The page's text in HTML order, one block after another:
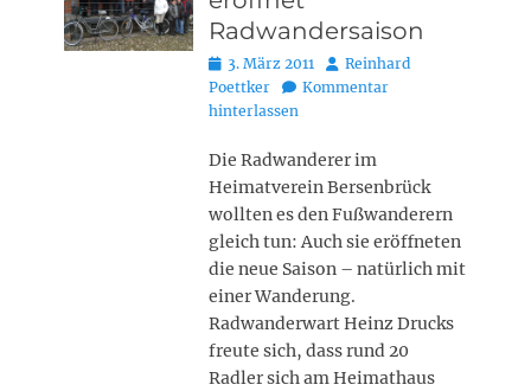
Radwandersaison
Posted
on
3. März 2011 AutorReinhard
Poettker
Kommentar
hinterlassen
Die Radwanderer im
Heimatverein Bersenbrück
wollten es den Fußwanderern
gleich tun: Auch sie eröffneten
die neue Saison – natürlich mit
einer Wanderung.
Radwanderwart Heinz Drucks
freute sich, dass rund 20
Radler sich am Heimathaus